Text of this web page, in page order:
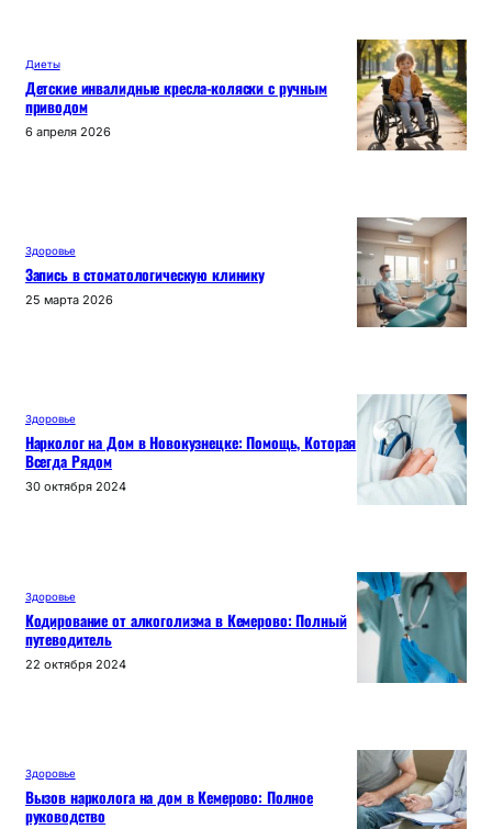
p
p
m
a в
Диеты
Детские инвалидные кресла-коляски с ручным
приводом
6 апреля 2026
Здоровье
Запись в стоматологическую клинику
25 марта 2026
Здоровье
Нарколог на Дом в Новокузнецке: Помощь, Которая
Всегда Рядом
30 октября 2024
Здоровье
Кодирование от алкоголизма в Кемерово: Полный
путеводитель
22 октября 2024
Здоровье
Вызов нарколога на дом в Кемерово: Полное
руководство